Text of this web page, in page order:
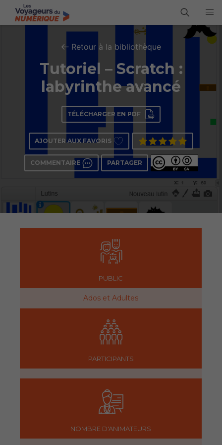
Retour à la bibliothèque
Tutoriel – Scratch :
labyrinthe avancé
TÉLÉCHARGER EN PDF
AJOUTER AUX FAVORIS
COMMENTAIRE PARTAGER
PUBLIC
Ados et Adultes
PARTICIPANTS
NOMBRE D'ANIMATEURS